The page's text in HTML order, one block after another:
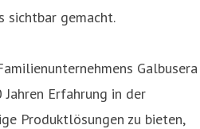
sichtbar gemacht.
Galbusera
Erfahrung in der
Produktlösungen zu bieten,